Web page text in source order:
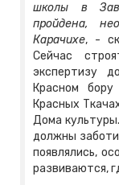
школы в
пройдена,
Карачихе, -
Сейчас
экспертизу
Красном
Красных
Дома
должны
появлялись,
развиваются,